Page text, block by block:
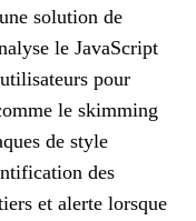
solution de
le JavaScript
pour
le skimming
de style
des
et alerte lorsque